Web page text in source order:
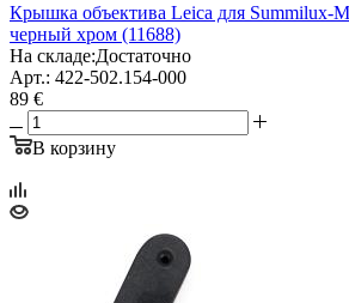
Крышка объектива Leica для Summilux-
черный хром (11688)
На складе:Достаточно
Арт.: 422-502.154-000
89 €
В корзину